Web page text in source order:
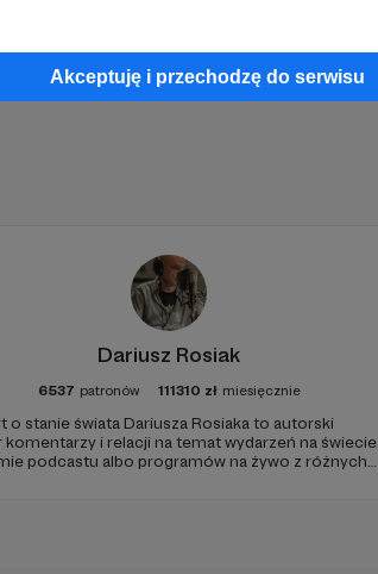
Akceptuję i przechodzę do serwisu
Dariusz Rosiak
6537 patronów 111310 zł miesięcznie
o stanie świata Dariusza Rosiaka to autorski
komentarzy i relacji na temat wydarzeń na świecie.
podcastu albo programów na żywo z różnych